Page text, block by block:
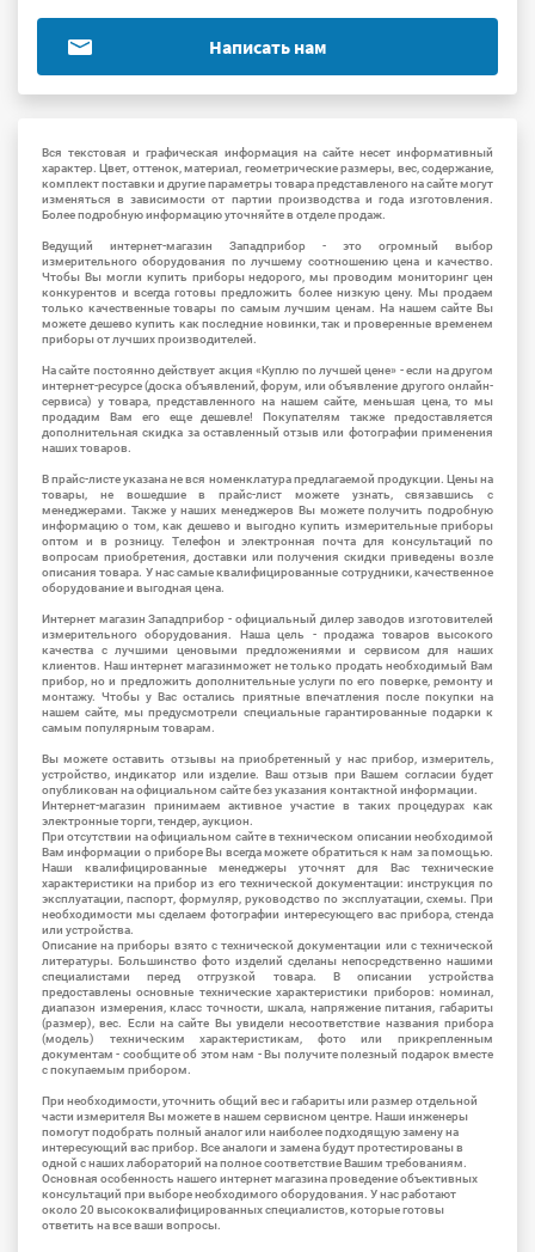
Написать нам
Вся текстовая и графическая информация на сайте несет информативный
характер. Цвет, оттенок, материал, геометрические размеры, вес, содержание,
комплект поставки и другие параметры товара представленого на сайте могут
изменяться в зависимости от партии производства и года изготовления.
Более подробную информацию уточняйте в отделе продаж.
Ведущий интернет-магазин Западприбор - это огромный выбор
измерительного оборудования по лучшему соотношению цена и качество.
Чтобы Вы могли купить приборы недорого, мы проводим мониторинг цен
конкурентов и всегда готовы предложить более низкую цену. Мы продаем
только качественные товары по самым лучшим ценам. На нашем сайте Вы
можете дешево купить как последние новинки, так и проверенные временем
приборы от лучших производителей.
На сайте постоянно действует акция «Куплю по лучшей цене» - если на другом
интернет-ресурсе (доска объявлений, форум, или объявление другого онлайн-
сервиса) у товара, представленного на нашем сайте, меньшая цена, то мы
продадим Вам его еще дешевле! Покупателям также предоставляется
дополнительная скидка за оставленный отзыв или фотографии применения
наших товаров.
В прайс-листе указана не вся номенклатура предлагаемой продукции. Цены на
товары, не вошедшие в прайс-лист можете узнать, связавшись с
менеджерами. Также у наших менеджеров Вы можете получить подробную
информацию о том, как дешево и выгодно купить измерительные приборы
оптом и в розницу. Телефон и электронная почта для консультаций по
вопросам приобретения, доставки или получения скидки приведены возле
описания товара. У нас самые квалифицированные сотрудники, качественное
оборудование и выгодная цена.
Интернет магазин Западприбор - официальный дилер заводов изготовителей
измерительного оборудования. Наша цель - продажа товаров высокого
качества с лучшими ценовыми предложениями и сервисом для наших
клиентов. Наш интернет магазинможет не только продать необходимый Вам
прибор, но и предложить дополнительные услуги по его поверке, ремонту и
монтажу. Чтобы у Вас остались приятные впечатления после покупки на
нашем сайте, мы предусмотрели специальные гарантированные подарки к
самым популярным товарам.
Вы можете оставить отзывы на приобретенный у нас прибор, измеритель,
устройство, индикатор или изделие. Ваш отзыв при Вашем согласии будет
опубликован на официальном сайте без указания контактной информации.
Интернет-магазин принимаем активное участие в таких процедурах как
электронные торги, тендер, аукцион.
При отсутствии на официальном сайте в техническом описании необходимой
Вам информации о приборе Вы всегда можете обратиться к нам за помощью.
Наши квалифицированные менеджеры уточнят для Вас технические
характеристики на прибор из его технической документации: инструкция по
эксплуатации, паспорт, формуляр, руководство по эксплуатации, схемы. При
необходимости мы сделаем фотографии интересующего вас прибора, стенда
или устройства.
Описание на приборы взято с технической документации или с технической
литературы. Большинство фото изделий сделаны непосредственно нашими
специалистами перед отгрузкой товара. В описании устройства
предоставлены основные технические характеристики приборов: номинал,
диапазон измерения, класс точности, шкала, напряжение питания, габариты
(размер), вес. Если на сайте Вы увидели несоответствие названия прибора
(модель) техническим характеристикам, фото или прикрепленным
документам - сообщите об этом нам - Вы получите полезный подарок вместе
с покупаемым прибором.
При необходимости, уточнить общий вес и габариты или размер отдельной
части измерителя Вы можете в нашем сервисном центре. Наши инженеры
помогут подобрать полный аналог или наиболее подходящую замену на
интересующий вас прибор. Все аналоги и замена будут протестированы в
одной с наших лабораторий на полное соответствие Вашим требованиям.
Основная особенность нашего интернет магазина проведение объективных
консультаций при выборе необходимого оборудования. У нас работают
около 20 высококвалифицированных специалистов, которые готовы
ответить на все ваши вопросы.